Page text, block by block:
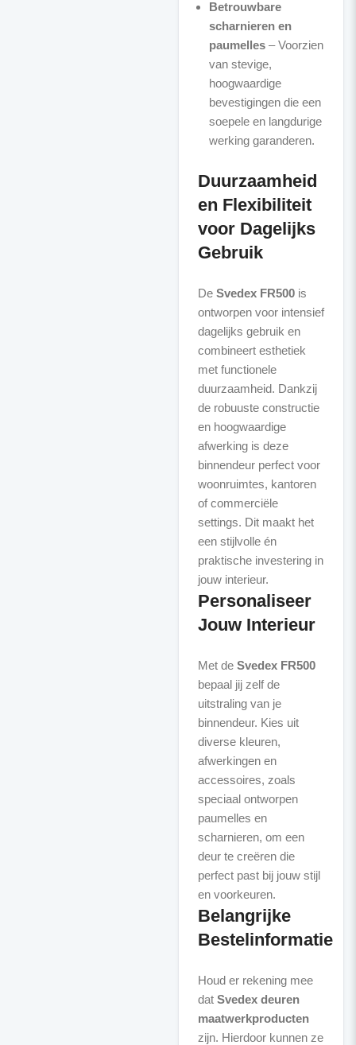
Betrouwbare
scharnieren en
paumelles– Voorzien
van stevige,
hoogwaardige
bevestigingen die een
soepele en langdurige
werking garanderen.
Duurzaamheid
en Flexibiliteit
voor Dagelijks
Gebruik
De Svedex FR500is
ontworpen voor intensief
dagelijks gebruik en
combineert esthetiek
met functionele
duurzaamheid. Dankzij
de robuuste constructie
en hoogwaardige
afwerking is deze
binnendeur perfect voor
woonruimtes, kantoren
of commerciële
settings. Dit maakt het
een stijlvolle én
praktische investering in
Personaliseer
Jouw Interieur
Met de Svedex FR500
bepaal jij zelf de
uitstraling van je
binnendeur. Kies uit
diverse kleuren,
afwerkingen en
accessoires, zoals
speciaal ontworpen
paumelles en
scharnieren, om een
deur te creëren die
perfect past bij jouw stijl
Belangrijke
Bestelinformatie
Houd er rekening mee
dat Svedex deuren
maatwerkproducten
zijn. Hierdoor kunnen ze